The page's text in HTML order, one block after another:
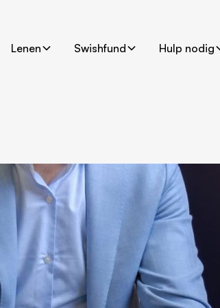
Lenen Swishfund Hulp nodig